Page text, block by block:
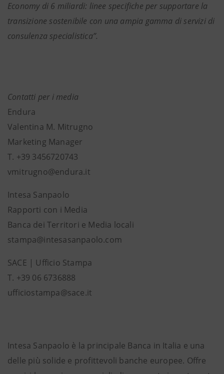
Economy di 6 miliardi: linee specifiche per supportare la
transizione sostenibile con una ampia gamma di servizi di
consulenza specialistica”.
Contatti per i media
Endura
Valentina M. Mitrugno
Marketing Manager
T. +39 3456720743
vmitrugno@endura.it
Intesa Sanpaolo
Rapporti con i Media
Banca dei Territori e Media locali
stampa@intesasanpaolo.com
SACE | Ufficio Stampa
T. +39 06 6736888
ufficiostampa@sace.it
Intesa Sanpaolo è la principale Banca in Italia e una
delle più solide e profittevoli banche europee. Offre